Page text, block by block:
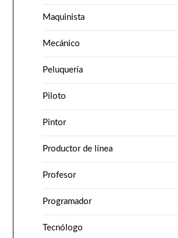
Maquinista
Mecánico
Peluquería
Piloto
Pintor
Productor de línea
Profesor
Programador
Tecnólogo